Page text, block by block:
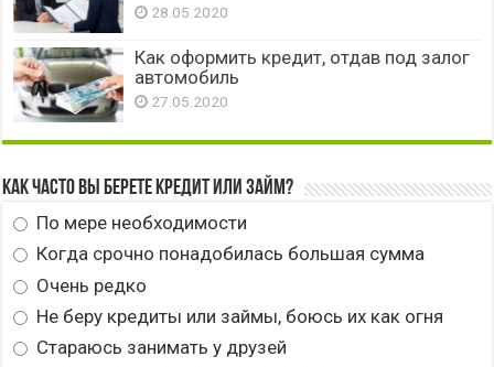
28.05.2020
Как оформить кредит, отдав под залог
автомобиль
27.05.2020
Как часто вы берете кредит или займ?
По мере необходимости
Когда срочно понадобилась большая сумма
Очень редко
Не беру кредиты или займы, боюсь их как огня
Стараюсь занимать у друзей